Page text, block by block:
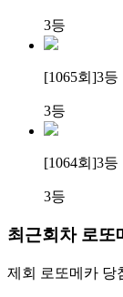
3등
[1065회]3등
3등
[1064회]3등
3등
최근회차 로또
제회 로또메카 당